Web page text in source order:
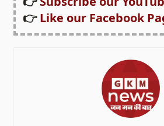
👉Like our Facebook